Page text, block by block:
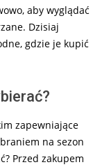
aby wyglądać
Dzisiaj
gdzie je kupić
zapewniające
na sezon
Przed zakupem